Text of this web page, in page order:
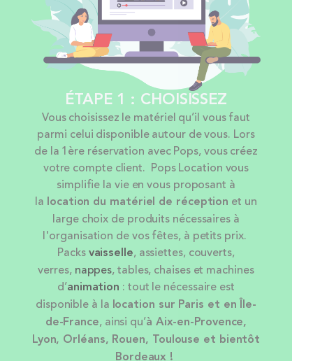
ÉTAPE 1 : CHOISISSEZ
Vous choisissez le matériel qu’il vous faut
parmi celui disponible autour de vous. Lors
de la 1ère réservation avec Pops, vous créez
votre compte client. Pops Location vous
simplifie la vie en vous proposant à
la location du matériel de réception et un
large choix de produits nécessaires à
l'organisation de vos fêtes, à petits prix.
Packsvaisselle, assiettes, couverts,
verres, nappes, tables, chaises et machines
d’animation : tout le nécessaire est
disponible à la location sur Paris et en Île-
de-France, ainsi qu’à Aix-en-Provence,
Lyon, Orléans, Rouen, Toulouse et bientôt
Bordeaux !